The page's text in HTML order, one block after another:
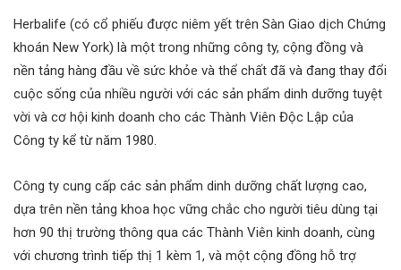
Herbalife (có cổ phiếu được niêm yết trên Sàn Giao dịch Chứng
khoán New York) là một trong những công ty, cộng đồng và
nền tảng hàng đầu về sức khỏe và thể chất đã và đang thay đổi
cuộc sống của nhiều người với các sản phẩm dinh dưỡng tuyệt
vời và cơ hội kinh doanh cho các Thành Viên Độc Lập của
Công ty kể từ năm 1980.
Công ty cung cấp các sản phẩm dinh dưỡng chất lượng cao,
dựa trên nền tảng khoa học vững chắc cho người tiêu dùng tại
hơn 90 thị trường thông qua các Thành Viên kinh doanh, cùng
với chương trình tiếp thị 1 kèm 1, và một cộng đồng hỗ trợ